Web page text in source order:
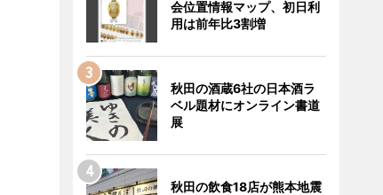
会位置情報マップ、初日利
用は前年比3割増
秋田の酒蔵6社の日本酒ラ
ベル題材にオンライン書道
展
秋田の飲食18店が熊本地震